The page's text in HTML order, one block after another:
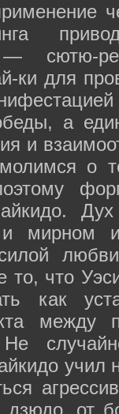
сютю-
ки для
а
и
о
мирном
то, что
как
между
Не
учил
от